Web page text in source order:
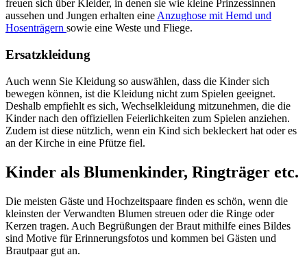
freuen sich über Kleider, in denen sie wie kleine Prinzessinnen
aussehen und Jungen erhalten eine Anzughose mit Hemd und
Hosenträgern sowie eine Weste und Fliege.
Ersatzkleidung
Auch wenn Sie Kleidung so auswählen, dass die Kinder sich
bewegen können, ist die Kleidung nicht zum Spielen geeignet.
Deshalb empfiehlt es sich, Wechselkleidung mitzunehmen, die die
Kinder nach den offiziellen Feierlichkeiten zum Spielen anziehen.
Zudem ist diese nützlich, wenn ein Kind sich bekleckert hat oder es
an der Kirche in eine Pfütze fiel.
Kinder als Blumenkinder, Ringträger etc.
Die meisten Gäste und Hochzeitspaare finden es schön, wenn die
kleinsten der Verwandten Blumen streuen oder die Ringe oder
Kerzen tragen. Auch Begrüßungen der Braut mithilfe eines Bildes
sind Motive für Erinnerungsfotos und kommen bei Gästen und
Brautpaar gut an.